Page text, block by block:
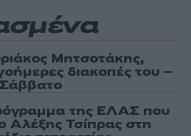
Μητσοτάκης,
διακοπές του –
της ΕΛΑΣ που
Αλέξης Τσίπρας στη